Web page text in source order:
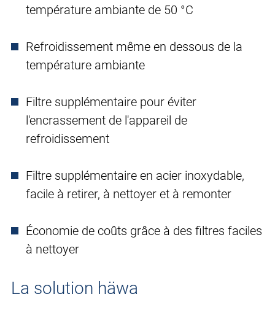
température ambiante de 50 °C
Refroidissement même en dessous de la
température ambiante
Filtre supplémentaire pour éviter
l'encrassement de l'appareil de
refroidissement
Filtre supplémentaire en acier inoxydable,
facile à retirer, à nettoyer et à remonter
Économie de coûts grâce à des filtres faciles
à nettoyer
La solution häwa